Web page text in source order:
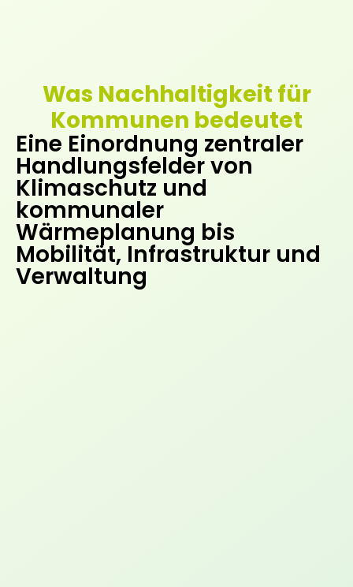
Was Nachhaltigkeit für
Kommunen bedeutet
Eine Einordnung zentraler
Handlungsfelder von
Klimaschutz und
kommunaler
Wärmeplanung bis
Mobilität, Infrastruktur und
Verwaltung